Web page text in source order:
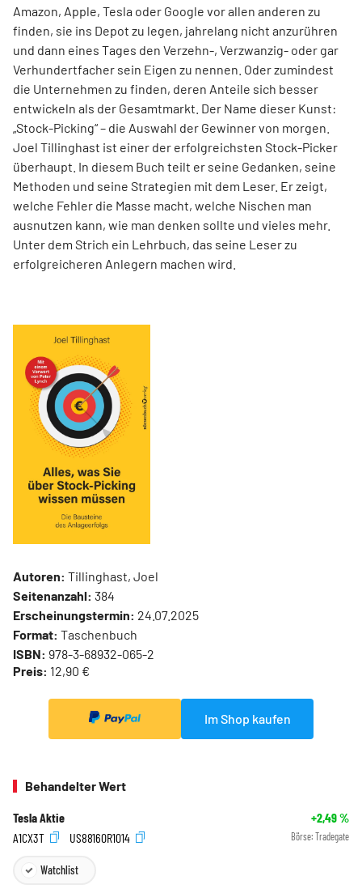
Amazon, Apple, Tesla oder Google vor allen anderen zu
finden, sie ins Depot zu legen, jahrelang nicht anzurühren
und dann eines Tages den Verzehn-, Verzwanzig- oder gar
Verhundertfacher sein Eigen zu nennen. Oder zumindest
die Unternehmen zu finden, deren Anteile sich besser
entwickeln als der Gesamtmarkt. Der Name dieser Kunst:
„Stock-Picking“ – die Auswahl der Gewinner von morgen.
Joel Tillinghast ist einer der erfolgreichsten Stock-Picker
überhaupt. In diesem Buch teilt er seine Gedanken, seine
Methoden und seine Strategien mit dem Leser. Er zeigt,
welche Fehler die Masse macht, welche Nischen man
ausnutzen kann, wie man denken sollte und vieles mehr.
Unter dem Strich ein Lehrbuch, das seine Leser zu
erfolgreicheren Anlegern machen wird.
Autoren: Tillinghast, Joel
Seitenanzahl: 384
Erscheinungstermin: 24.07.2025
Format: Taschenbuch
ISBN: 978-3-68932-065-2
Preis: 12,90 €
Im Shop kaufen
Behandelter Wert
Tesla Aktie +2,49%
A1CX3T
US88160R1014 Börse: Tradegate
Watchlist